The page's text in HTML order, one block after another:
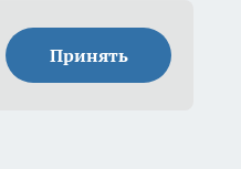
Принять